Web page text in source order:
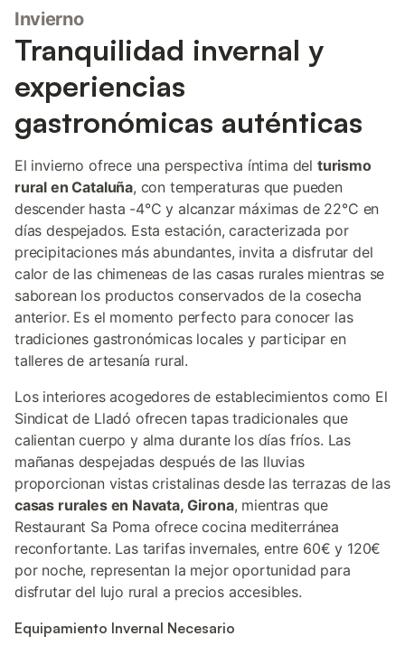
Invierno
Tranquilidad invernal y
experiencias
gastronómicas auténticas
El invierno ofrece una perspectiva íntima del turismo
rural en Cataluña, con temperaturas que pueden
descender hasta -4°C y alcanzar máximas de 22°C en
días despejados. Esta estación, caracterizada por
precipitaciones más abundantes, invita a disfrutar del
calor de las chimeneas de las casas rurales mientras se
saborean los productos conservados de la cosecha
anterior. Es el momento perfecto para conocer las
tradiciones gastronómicas locales y participar en
talleres de artesanía rural.
Los interiores acogedores de establecimientos como El
Sindicat de Lladó ofrecen tapas tradicionales que
calientan cuerpo y alma durante los días fríos. Las
mañanas despejadas después de las lluvias
proporcionan vistas cristalinas desde las terrazas de las
casas rurales en Navata, Girona, mientras que
Restaurant Sa Poma ofrece cocina mediterránea
reconfortante. Las tarifas invernales, entre 60€ y 120€
por noche, representan la mejor oportunidad para
disfrutar del lujo rural a precios accesibles.
Equipamiento Invernal Necesario